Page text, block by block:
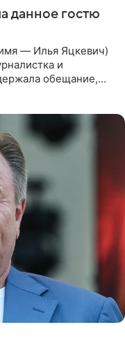
данное гостю
— Илья Яцкевич)
и
обещание,